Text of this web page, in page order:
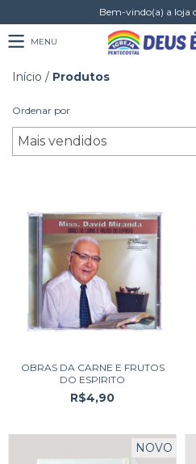
Bem-vindo(a) a loja
MENU
Início / Produtos
Ordenar por
OBRAS DA CARNE E FRUTOS
DO ESPIRITO
R$4,90
NOVO